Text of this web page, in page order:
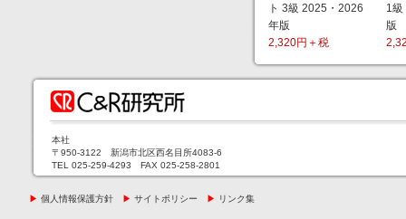
ト 3級 2025・2026
年版
2,320円＋税
1
版
本社
〒950-3122 新潟市北区西名目所4083-6
TEL 025-259-4293 FAX 025-258-2801
▶ 個人情報保護方針 ▶ サイトポリシー ▶ リンク集